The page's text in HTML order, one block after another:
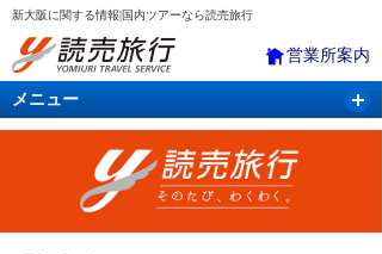
新大阪に関する情報|国内ツアーなら読売旅行
営業所案内
メニュー
国内旅行 バスツアー 海外旅行